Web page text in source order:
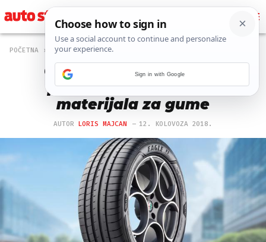
POČETNA TECH
Goodyear će u svemiru
proučavati reagiranje
materijala za gume
AUTOR LORIS MAJCAN 12. KOLOVOZA 2018.
Sign in with Google